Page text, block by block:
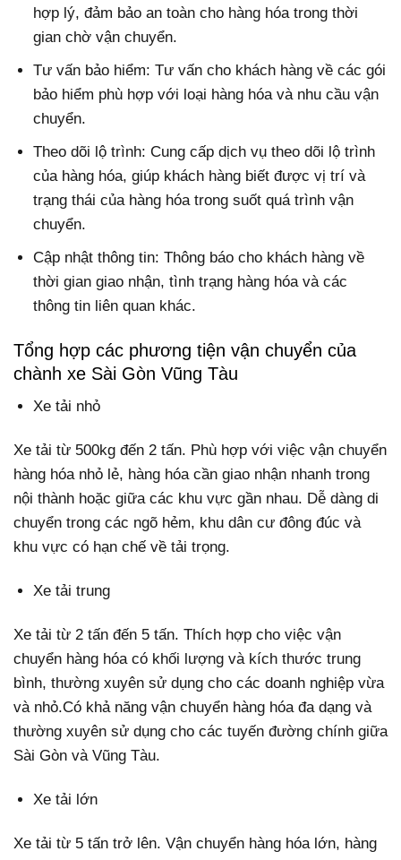
hợp lý, đảm bảo an toàn cho hàng hóa trong thời
gian chờ vận chuyển.
Tư vấn bảo hiểm: Tư vấn cho khách hàng về các gói
bảo hiểm phù hợp với loại hàng hóa và nhu cầu vận
chuyển.
Theo dõi lộ trình: Cung cấp dịch vụ theo dõi lộ trình
của hàng hóa, giúp khách hàng biết được vị trí và
trạng thái của hàng hóa trong suốt quá trình vận
chuyển.
Cập nhật thông tin: Thông báo cho khách hàng về
thời gian giao nhận, tình trạng hàng hóa và các
thông tin liên quan khác.
Tổng hợp các phương tiện vận chuyển của
chành xe Sài Gòn Vũng Tàu
Xe tải nhỏ
Xe tải từ 500kg đến 2 tấn. Phù hợp với việc vận chuyển
hàng hóa nhỏ lẻ, hàng hóa cần giao nhận nhanh trong
nội thành hoặc giữa các khu vực gần nhau. Dễ dàng di
chuyển trong các ngõ hẻm, khu dân cư đông đúc và
khu vực có hạn chế về tải trọng.
Xe tải trung
Xe tải từ 2 tấn đến 5 tấn. Thích hợp cho việc vận
chuyển hàng hóa có khối lượng và kích thước trung
bình, thường xuyên sử dụng cho các doanh nghiệp vừa
và nhỏ.Có khả năng vận chuyển hàng hóa đa dạng và
thường xuyên sử dụng cho các tuyến đường chính giữa
Sài Gòn và Vũng Tàu.
Xe tải lớn
Xe tải từ 5 tấn trở lên. Vận chuyển hàng hóa lớn, hàng